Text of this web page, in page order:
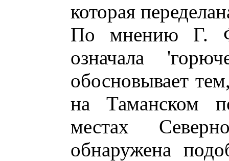
которая
По мнению Г.
означала
обосновывает
на Таманском
местах
обнаружена